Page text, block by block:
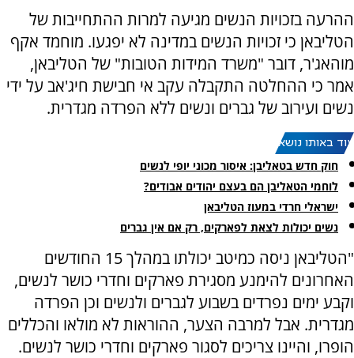
ההרעה בזכויות הנשים מגיעה למרות ההתחייבות של
הטליבאן כי זכויות הנשים במדינה לא יפגעו. מוחמד אקף
מוהאג'ר, דובר "משרד המידות הטובות" של הטליבאן,
אמר כי ההחלטה התקבלה עקב אי חבישת חיג'אב על ידי
נשים ועירוב של גברים ונשים ללא הפרדה מגדרית.
עוד באותו נושא:
חוק חדש בטאליבן: איסור מכוני יופי לנשים
לוחמי הטאליבן הם בעצם יהודים אבודים?
ישראלי חרדי במעוז הטליבאן
נשים יכולות לצאת לפארקים, רק אם אין גברים
"הטליבאן ניסה כמיטב יכולתו במהלך 15 החודשים
האחרונים להימנע מסגירת פארקים וחדרי כושר לנשים,
וקבע ימים נפרדים בשבוע לגברים ולנשים וכן הפרדה
מגדרית. אבל למרבה הצער, ההוראות לא מולאו והכללים
הופרו, והיינו צריכים לסגור פארקים וחדרי כושר לנשים.